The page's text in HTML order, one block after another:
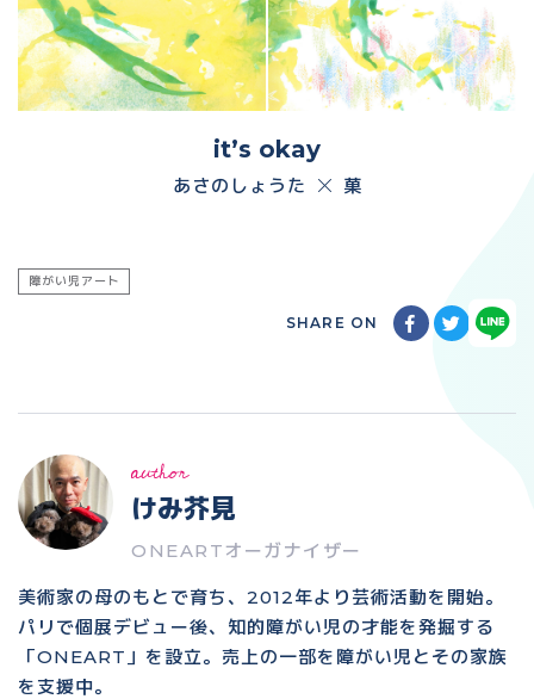
it’s okay
あさのしょうた 菓
障がい児アート
SHARE ON
author
けみ芥見
ONEARTオーガナイザー
美術家の母のもとで育ち、2012年より芸術活動を開始。
パリで個展デビュー後、知的障がい児の才能を発掘する
「ONEART」を設立。売上の一部を障がい児とその家族
を支援中。